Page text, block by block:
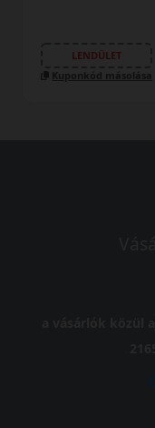
LENDÜLET
Kuponkód másolása